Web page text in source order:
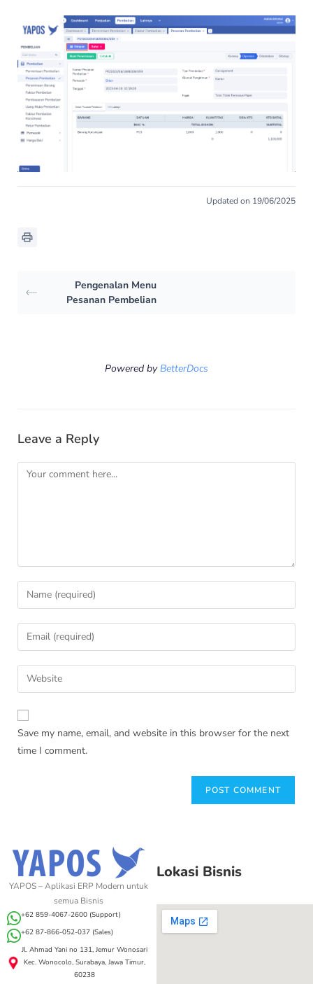
Updated on 19/06/2025
Pengenalan Menu
Pesanan Pembelian
Powered byBetterDocs
Leave a Reply
Save my name, email, and website in this browser for the next
time I comment.
YAPOS – Aplikasi ERP Modern untuk
semua Bisnis
+62 859-4067-2600 (Support)
+62 87-866-052-037 (Sales)
Jl. Ahmad Yani no 131, Jemur Wonosari
Kec. Wonocolo, Surabaya, Jawa Timur,
60238
Lokasi Bisnis